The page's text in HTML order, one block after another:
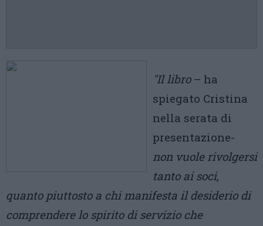
"Il libro– ha
spiegato Cristina
nella serata di
presentazione-
non vuole rivolgersi
tanto ai soci,
quanto piuttosto a chi manifesta il desiderio di
comprendere lo spirito di servizio che